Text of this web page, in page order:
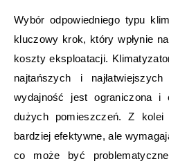
Wybór odpowiedniego typu
kluczowy krok, który wpłynie
koszty eksploatacji.
najtańszych i
wydajność jest ograniczona
dużych pomieszczeń. Z
bardziej efektywne, ale
co może być